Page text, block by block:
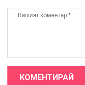
КОМЕНТИРАЙ